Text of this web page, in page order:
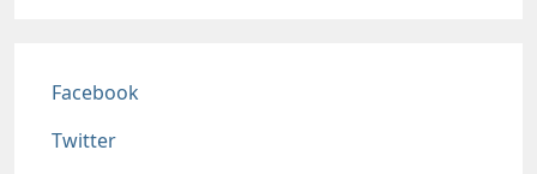
Соц сети
Facebook
Twitter